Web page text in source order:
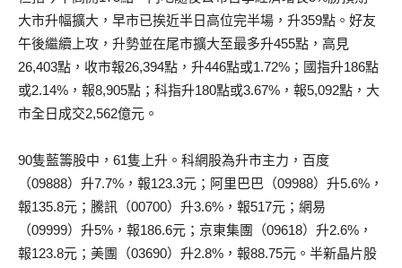
大市升幅擴大，早市已挨近半日高位完半場，升359點。好友
午後繼續上攻，升勢並在尾市擴大至最多升455點，高見
26,403點，收市報26,394點，升446點或1.72%；國指升186點
或2.14%，報8,905點；科指升180點或3.67%，報5,092點，大
市全日成交2,562億元。
90隻藍籌股中，61隻上升。科網股為升市主力，百度
（09888）升7.7%，報123.3元；阿里巴巴（09988）升5.6%，
報135.8元；騰訊（00700）升3.6%，報517元；網易
（09999）升5%，報186.6元；京東集團（09618）升2.6%，
報123.8元；美團（03690）升2.8%，報88.75元。半新晶片股